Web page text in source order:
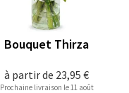
à partir de 23,95 €
Bouquet Thirza
Prochaine livraison le 11 août